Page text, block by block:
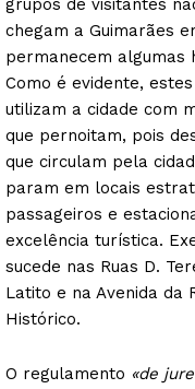
Artigos
Edição Digital
Europa
Grande Entrevista
Publicidade
grupos de visitantes
chegam a Guimarães
permanecem algumas
Como é evidente,
utilizam a cidade com
que pernoitam, pois
que circulam pela
param em locais
passageiros e
excelência turística.
sucede nas Ruas D.
Latito e na Avenida da
Histórico.
O regulamento «de